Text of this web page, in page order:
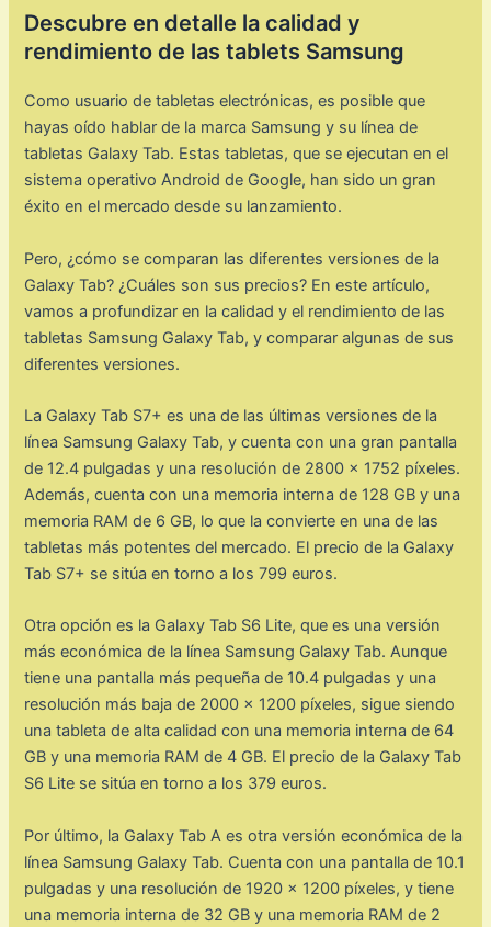
Descubre en detalle la calidad y
rendimiento de las tablets Samsung
Como usuario de tabletas electrónicas, es posible que
hayas oído hablar de la marca Samsung y su línea de
tabletas Galaxy Tab. Estas tabletas, que se ejecutan en el
sistema operativo Android de Google, han sido un gran
éxito en el mercado desde su lanzamiento.
Pero, ¿cómo se comparan las diferentes versiones de la
Galaxy Tab? ¿Cuáles son sus precios? En este artículo,
vamos a profundizar en la calidad y el rendimiento de las
tabletas Samsung Galaxy Tab, y comparar algunas de sus
diferentes versiones.
La Galaxy Tab S7+ es una de las últimas versiones de la
línea Samsung Galaxy Tab, y cuenta con una gran pantalla
de 12.4 pulgadas y una resolución de 2800 x 1752 píxeles.
Además, cuenta con una memoria interna de 128 GB y una
memoria RAM de 6 GB, lo que la convierte en una de las
tabletas más potentes del mercado. El precio de la Galaxy
Tab S7+ se sitúa en torno a los 799 euros.
Otra opción es la Galaxy Tab S6 Lite, que es una versión
más económica de la línea Samsung Galaxy Tab. Aunque
tiene una pantalla más pequeña de 10.4 pulgadas y una
resolución más baja de 2000 x 1200 píxeles, sigue siendo
una tableta de alta calidad con una memoria interna de 64
GB y una memoria RAM de 4 GB. El precio de la Galaxy Tab
S6 Lite se sitúa en torno a los 379 euros.
Por último, la Galaxy Tab A es otra versión económica de la
línea Samsung Galaxy Tab. Cuenta con una pantalla de 10.1
pulgadas y una resolución de 1920 x 1200 píxeles, y tiene
una memoria interna de 32 GB y una memoria RAM de 2